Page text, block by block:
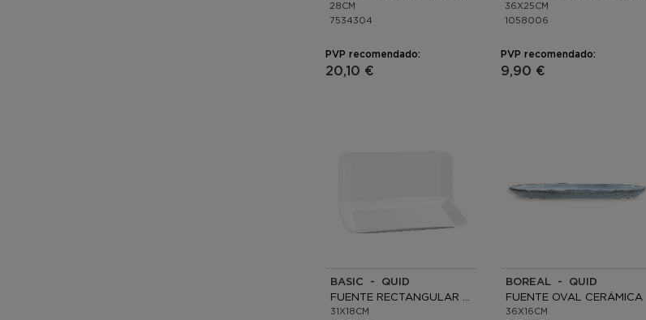
28CM
7534304
PVP recomendado:
20,10 €
36X25CM
1058006
PVP recomendado:
9,90 €
BASIC - QUID
31X18CM
BOREAL - QUID
FUENTE OVAL CERÁMICA
36X16CM